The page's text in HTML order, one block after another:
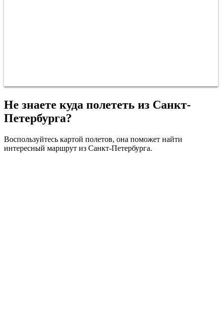
Не знаете куда полететь из Санкт-
Петербурга?
Воспользуйтесь картой полетов, она поможет найти
интересный маршрут из Санкт-Петербурга.